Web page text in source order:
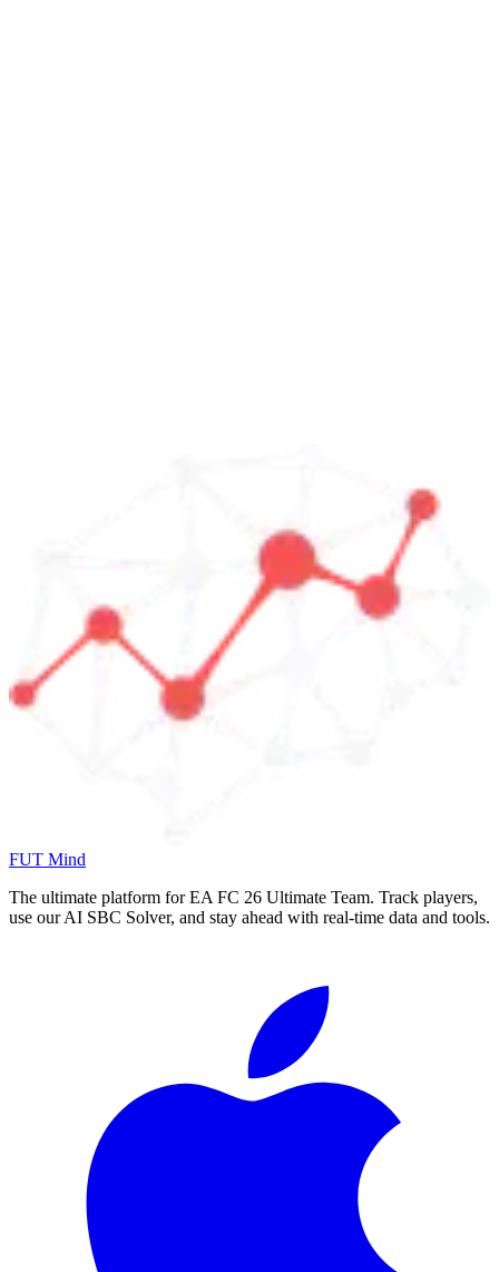
FUT Mind
The ultimate platform for EA FC 26 Ultimate Team. Track players,
use our AI SBC Solver, and stay ahead with real-time data and tools.